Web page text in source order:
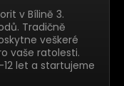
v Bílině 3.
Tradičně
veškeré
vaše ratolesti.
let a startujeme